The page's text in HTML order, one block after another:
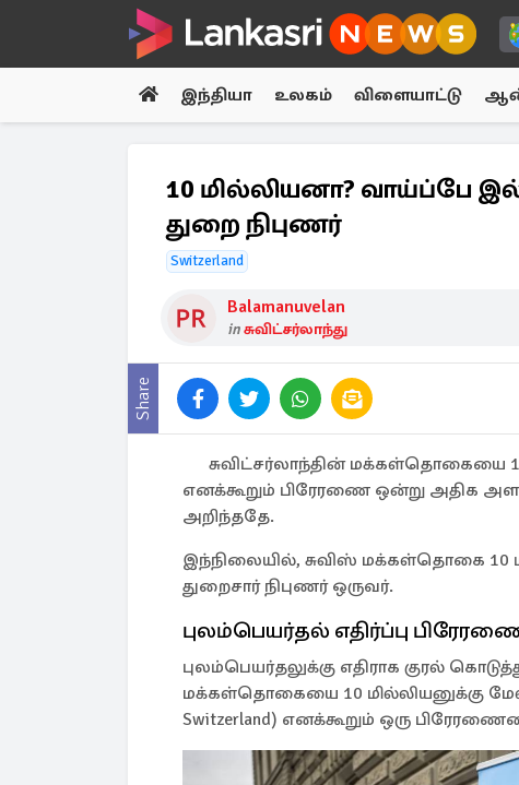
இந்தியா உலகம் விளையாட்டு
10 மில்லியனா? வாய்ப்பே
துறை நிபுணர்
Switzerland
Balamanuvelan
inசுவிட்சர்லாந்து
Share
சுவிட்சர்லாந்தின் மக்கள்தொகையை 10
எனக்கூறும் பிரேரணை ஒன்று அதிக
அறிந்ததே.
இந்நிலையில், சுவிஸ் மக்கள்தொகை 10
துறைசார் நிபுணர் ஒருவர்.
புலம்பெயர்தல் எதிர்ப்பு
புலம்பெயர்தலுக்கு எதிராக குரல்
மக்கள்தொகையை 10 மில்லியனுக்கு மேல்
Switzerland) எனக்கூறும் ஒரு